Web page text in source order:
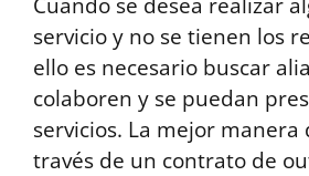
servicio y no se tienen los
ello es necesario buscar
colaboren y se puedan
servicios. La mejor manera
través de un contrato de